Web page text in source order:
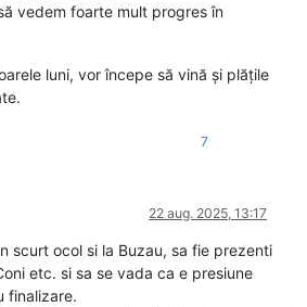
vedem foarte mult progres în
luni, vor începe să vină și plățile
7
22 aug. 2025, 13:17
scurt ocol si la Buzau, sa fie prezenti
etc. si sa se vada ca e presiune
finalizare.